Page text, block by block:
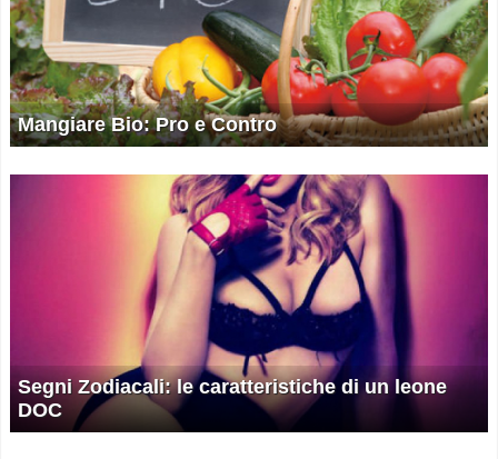
Mangiare Bio: Pro e Contro
Segni Zodiacali: le caratteristiche di un leone
DOC